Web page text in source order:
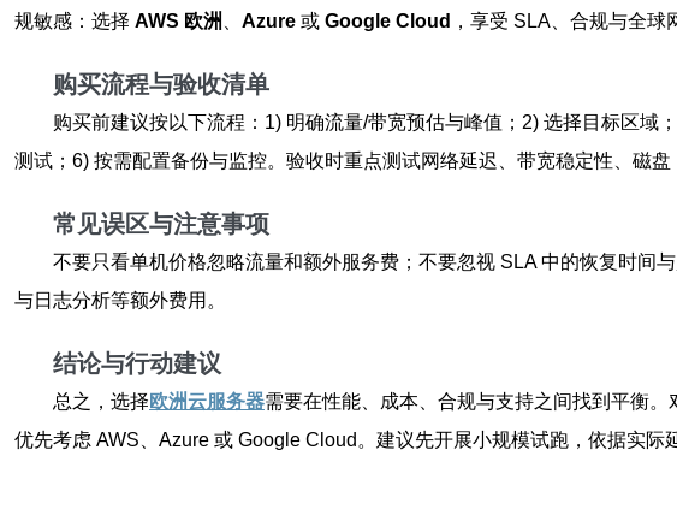
规敏感：选择 AWS 欧洲 Azure 或 Google Cloud ，享受 SLA、合规与全球
购买流程与验收清单
购买前建议按以下流程：1) 明确流量/带宽预估与峰值；2) 选择目标区
测试；6) 按需配置备份与监控。验收时重点测试网络延迟、带宽稳定性、磁盘
常见误区与注意事项
不要只看单机价格忽略流量和额外服务费；不要忽视 SLA 中的恢复时间
与日志分析等额外费用。
结论与行动建议
总之，选择欧洲云服务器需要在性能、成本、合规与支持之间找到平衡
优先考虑 AWS、Azure 或 Google Cloud。建议先开展小规模试跑，依据实际